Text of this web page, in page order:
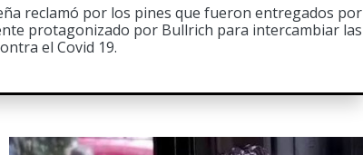
reclamó por los pines que fueron entregados por
protagonizado por Bullrich para intercambiar las
el Covid 19.